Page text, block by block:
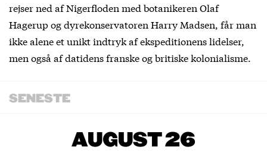
rejser ned af Nigerfloden med botanikeren Olaf
Hagerup og dyrekonservatoren Harry Madsen, får man
ikke alene et unikt indtryk af ekspeditionens lidelser,
men også af datidens franske og britiske kolonialisme.
SENESTE
AUGUST 26